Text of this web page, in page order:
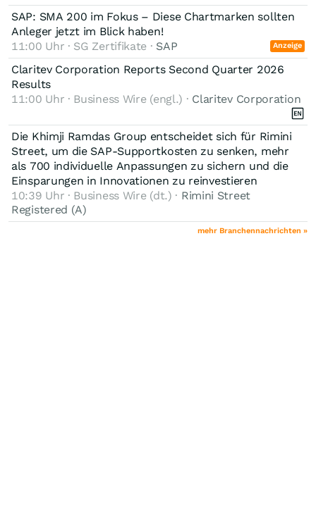
SAP: SMA 200 im Fokus – Diese Chartmarken sollten
Anleger jetzt im Blick haben!
11:00 Uhr · SG Zertifikate · SAP Anzeige
Claritev Corporation Reports Second Quarter 2026
Results
11:00 Uhr · Business Wire (engl.) · Claritev Corporation
Die Khimji Ramdas Group entscheidet sich für Rimini
Street, um die SAP-Supportkosten zu senken, mehr
als 700 individuelle Anpassungen zu sichern und die
Einsparungen in Innovationen zu reinvestieren
10:39 Uhr · Business Wire (dt.) · Rimini Street
Registered (A)
mehr Branchennachrichten »